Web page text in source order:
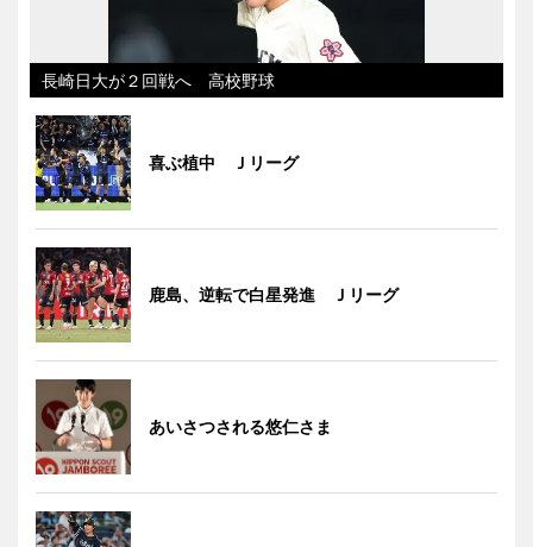
長崎日大が２回戦へ 高校野球
喜ぶ植中 Ｊリーグ
鹿島、逆転で白星発進 Ｊリーグ
あいさつされる悠仁さま